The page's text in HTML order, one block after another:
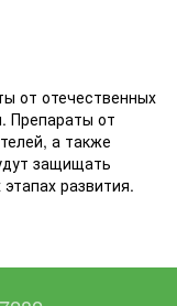
от отечественных
Препараты от
а также
защищать
развития.